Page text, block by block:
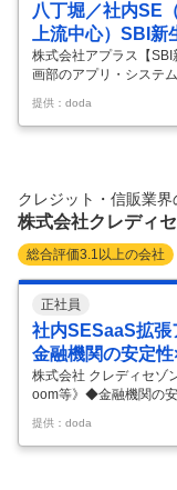
八丁堀／社内SE
上流中心）SBI
株式会社アプラス【
画部のアプリ・システ
祝休◆ 【仕事内容】 【
ム開発上流中心）◆SBI
事内容】 ≪Sier・ベン
休・所定労働7時間20
たシステムのアプリケ
ます。 キャッシュレス
提供：doda
クレジット・信販業界
株式会社クレディ
総合評価3.1 以上の会社
正社員
社内SESaaS拡
金融機関の安定
株式会社 クレディセゾ
oom等》◆金融機関の
aaS拡張アプリ開発担
高い社風 【具体的な仕
Ier出身の方歓迎！★ ■
理を担当する部署にて
提供：doda